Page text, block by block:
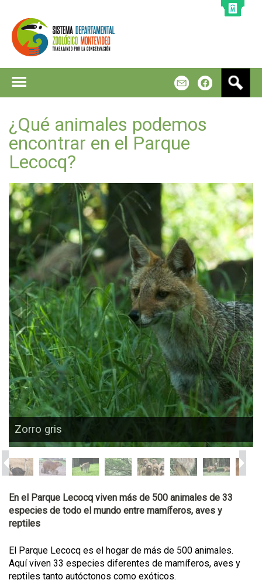
¿Qué animales podemos
encontrar en el Parque
Lecocq?
Zorro gris
En el Parque Lecocq viven más de 500 animales de 33
especies de todo el mundo entre mamíferos, aves y
reptiles
El Parque Lecocq es el hogar de más de 500 animales.
Aquí viven 33 especies diferentes de mamíferos, aves y
reptiles tanto autóctonos como exóticos.
s